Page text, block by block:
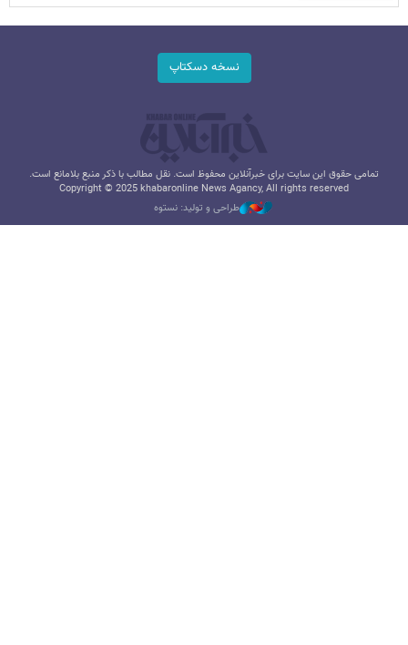
نسخه دسکتاپ
تمامی حقوق این سایت برای خبرآنلاین محفوظ است. نقل مطالب با ذکر منبع بلامانع است.
Copyright © 2025 khabaronline News Agancy, All rights reserved
طراحی و تولید: نستوه